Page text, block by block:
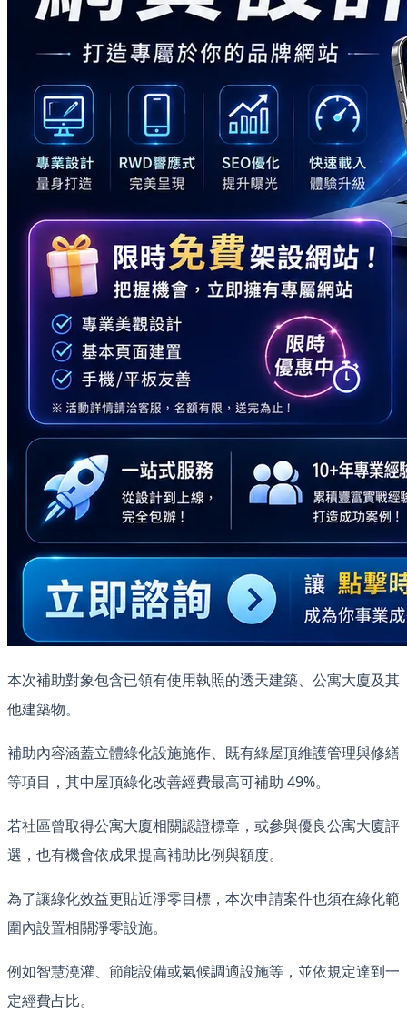
本次補助對象包含已領有使用執照的透天建築、公寓大廈及其
他建築物。
補助內容涵蓋立體綠化設施施作、既有綠屋頂維護管理與修繕
等項目，其中屋頂綠化改善經費最高可補助 49%。
若社區曾取得公寓大廈相關認證標章，或參與優良公寓大廈評
選，也有機會依成果提高補助比例與額度。
為了讓綠化效益更貼近淨零目標，本次申請案件也須在綠化範
圍內設置相關淨零設施。
例如智慧澆灌、節能設備或氣候調適設施等，並依規定達到一
定經費占比。